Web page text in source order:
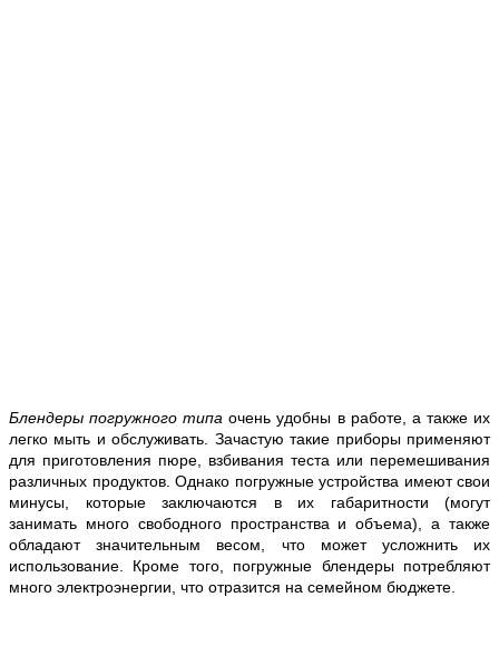
Блендеры погружного типаочень удобны в работе, а также их
легко мыть и обслуживать. Зачастую такие приборы применяют
для приготовления пюре, взбивания теста или перемешивания
различных продуктов. Однако погружные устройства имеют свои
минусы, которые заключаются в их габаритности (могут
занимать много свободного пространства и объема), а также
обладают значительным весом, что может усложнить их
использование. Кроме того, погружные блендеры потребляют
много электроэнергии, что отразится на семейном бюджете.